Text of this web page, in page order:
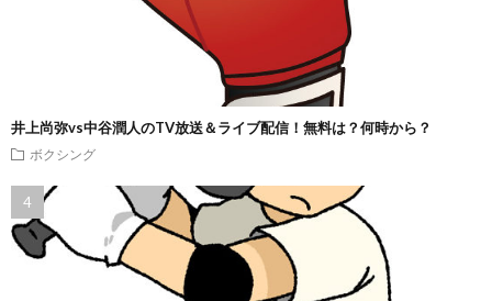
井上尚弥vs中谷潤人のTV放送＆ライブ配信！無料は？何時から？
ボクシング